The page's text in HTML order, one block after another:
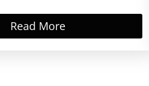
Read More